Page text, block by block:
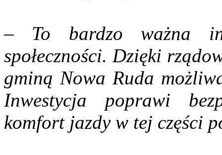
– To bardzo ważna
społeczności. Dzięki
gminą Nowa Ruda
Inwestycja poprawi
komfort jazdy w tej części